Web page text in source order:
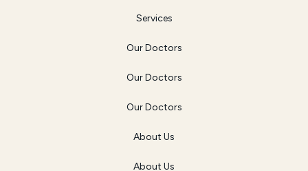
Services
Our Doctors
Our Doctors
Our Doctors
About Us
About Us